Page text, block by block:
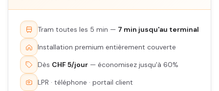
Tram toutes les 5 min — 7 min jusqu'au terminal
Installation premium entièrement couverte
Dès CHF 5/jour — économisez jusqu'à 60%
LPR · téléphone · portail client